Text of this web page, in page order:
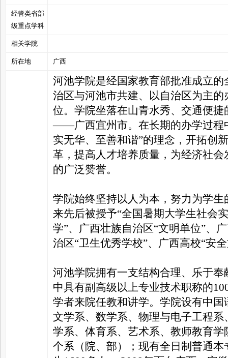
经管类省部
级重点学科
相关学院
所在地 广西
河池学院是经国家教育部批准成立
治区与河池市共建、以自治区为主
位。学院坐落在山青水秀、交通便
——广西宜州市。在长期的办学过程
实无华、至善和谐”的理念，开拓创
革，提高人才培养质量，为经济社
的广泛赞誉。
学院始终坚持以人为本，努力为学
来先后被授予“全国暑期大学生社会
学”、广西壮族自治区“文明单位”、
治区“卫生优秀学校”、广西高校“安
河池学院拥有一支结构合理、乐于
中具有副高级以上专业技术职称的
学者来院任教和讲学。学院设有中
文学系、数学系、物理与电子工程
学系、体育系、艺术系、教师教育
个系（院、部）；现有全日制普通